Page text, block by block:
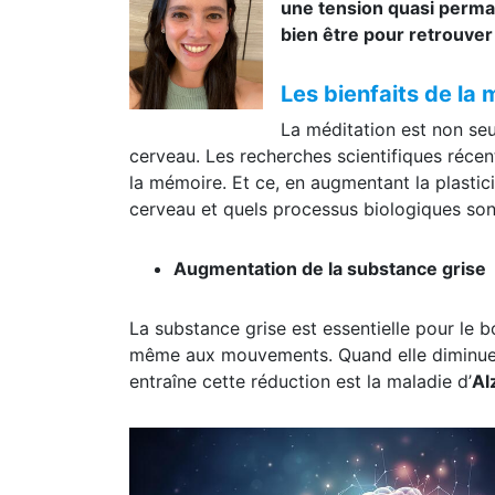
une tension quasi
bien être pour retrouver
Les bienfaits de la
La méditation est non
cerveau. Les recherches scientifiques
la mémoire. Et ce, en augmentant la
cerveau et quels processus biologiques
Augmentation de la substance grise
La substance grise est essentielle pour le
même aux mouvements. Quand elle
entraîne cette réduction est la maladie d’